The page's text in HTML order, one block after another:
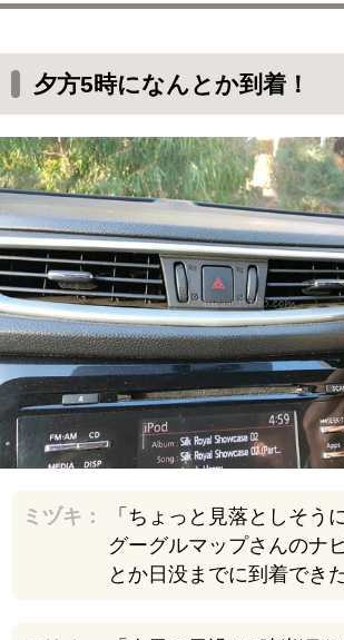
どこかの農場に来たみたい
まずはチェックインしに行こう
オーナーさんがお出迎え
WINDROSE（ウインドローズ
BED&BREAKFASTの看板
まずはチェックイン！
早速部屋へ
アヌーシュカという犬
私達の部屋は「W」
少年自然の家のような素朴でナ
床には不思議な展示ケース
部屋の中に自然木が！
夕方5時になんとか到着！
ミヅキ：
「ちょっと見落としそう
グーグルマップさんのナ
とか日没までに到着でき